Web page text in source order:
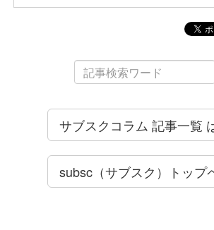
サブスクコラム 記事一覧
subsc（サブスク）トップ